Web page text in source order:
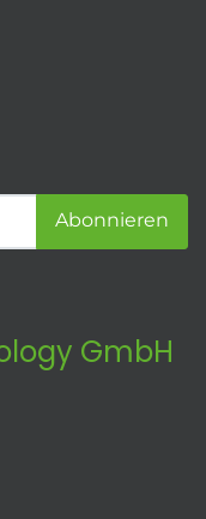
Abonnieren
GmbH